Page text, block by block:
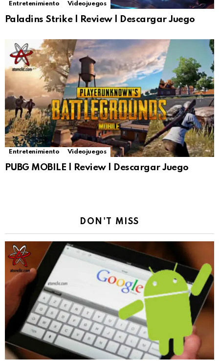
Entretenimiento Videojuegos
Paladins Strike | Review | Descargar Juego
Entretenimiento Videojuegos
PUBG MOBILE | Review | Descargar Juego
DON'T MISS